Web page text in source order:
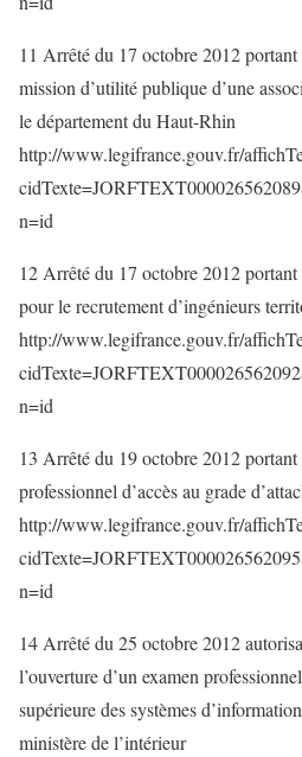
11 Arrêté du 17 octobre 2012 portant
mission d’utilité publique d’une
le département du Haut-Rhin
http://www.legifrance.gouv.fr/
n=id
12 Arrêté du 17 octobre 2012
pour le recrutement d’ingénieurs
http://www.legifrance.gouv.fr/
n=id
13 Arrêté du 19 octobre 2012 portant
professionnel d’accès au grade
http://www.legifrance.gouv.fr/
n=id
14 Arrêté du 25 octobre 2012
l’ouverture d’un examen
supérieure des systèmes
ministère de l’intérieur